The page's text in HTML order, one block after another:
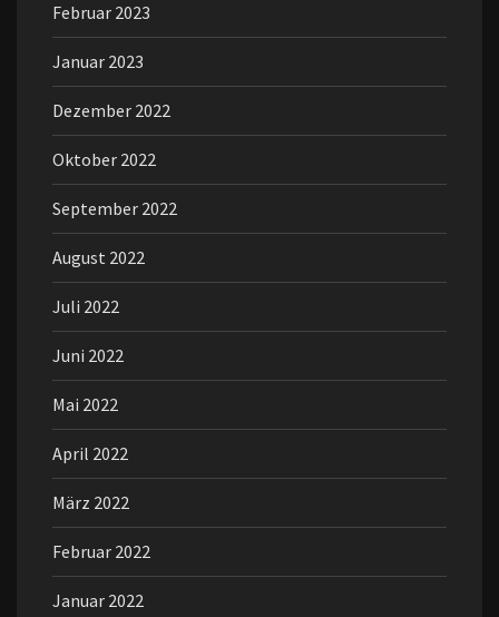
Februar 2023
Januar 2023
Dezember 2022
Oktober 2022
September 2022
August 2022
Juli 2022
Juni 2022
Mai 2022
April 2022
März 2022
Februar 2022
Januar 2022